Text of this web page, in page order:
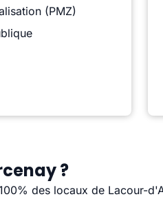
(PMZ)
?
des locaux de Lacour-